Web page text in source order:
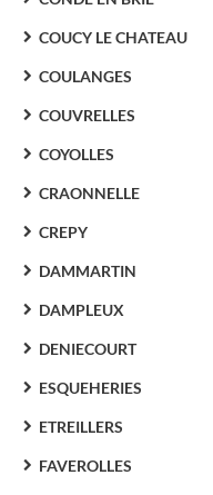
COUCY LE CHATEAU
COULANGES
COUVRELLES
COYOLLES
CRAONNELLE
CREPY
DAMMARTIN
DAMPLEUX
DENIECOURT
ESQUEHERIES
ETREILLERS
FAVEROLLES